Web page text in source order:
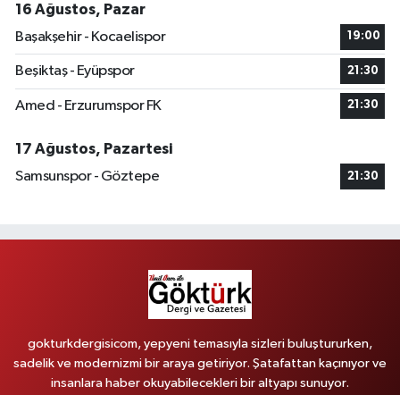
16 Ağustos, Pazar
Başakşehir - Kocaelispor
19:00
Beşiktaş - Eyüpspor 21:30
Amed - Erzurumspor FK 21:30
17 Ağustos, Pazartesi
Samsunspor - Göztepe
21:30
gokturkdergisicom, yepyeni temasıyla sizleri buluştururken,
sadelik ve modernizmi bir araya getiriyor. Şatafattan kaçınıyor ve
insanlara haber okuyabilecekleri bir altyapı sunuyor.